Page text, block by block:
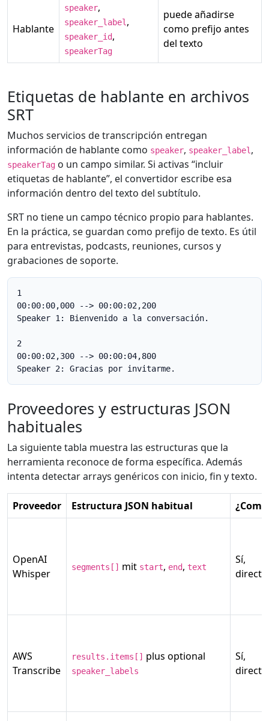
Hablante
speaker,
speaker_label ,
speaker_id,
speakerTag
puede añadirse
como prefijo antes
del texto
Etiquetas de hablante en archivos
SRT
Muchos servicios de transcripción entregan
información de hablante como speaker, speaker_label ,
speakerTag o un campo similar. Si activas “incluir
etiquetas de hablante”, el convertidor escribe esa
información dentro del texto del subtítulo.
SRT no tiene un campo técnico propio para hablantes.
En la práctica, se guardan como prefijo de texto. Es útil
para entrevistas, podcasts, reuniones, cursos y
grabaciones de soporte.
1
00:00:00,000 --> 00:00:02,200
Speaker 1: Bienvenido a la conversación.
2
00:00:02,300 --> 00:00:04,800
Speaker 2: Gracias por invitarme.
Proveedores y estructuras JSON
habituales
La siguiente tabla muestra las estructuras que la
herramienta reconoce de forma específica. Además
intenta detectar arrays genéricos con inicio, fin y texto.
Proveedor Estructura JSON habitual
OpenAI
Whisper
segments[] mit start, end, text
Sí,
AWS
Transcribe
results.items[] plus optional
speaker_labels
Sí,